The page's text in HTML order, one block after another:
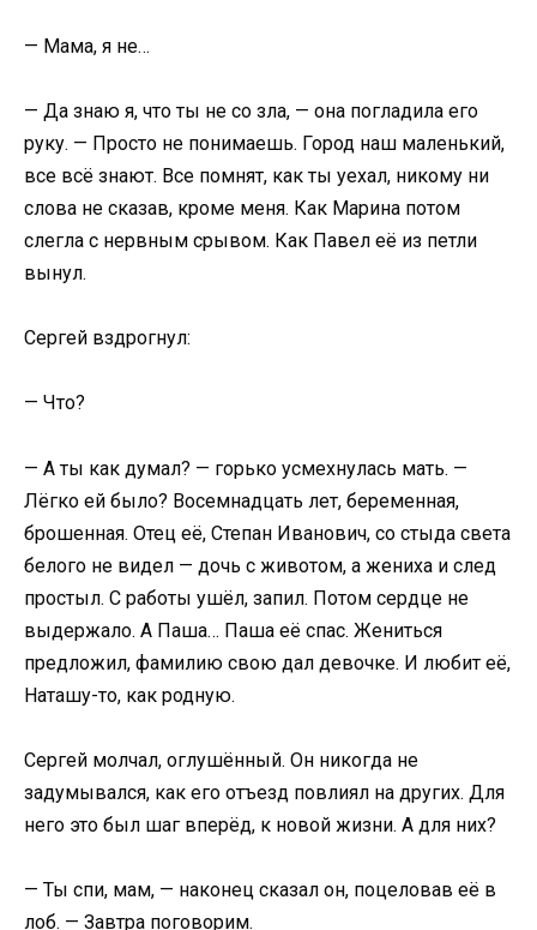
— Мама, я не…
— Да знаю я, что ты не со зла, — она погладила его
руку. — Просто не понимаешь. Город наш маленький,
все всё знают. Все помнят, как ты уехал, никому ни
слова не сказав, кроме меня. Как Марина потом
слегла с нервным срывом. Как Павел её из петли
вынул.
Сергей вздрогнул:
— Что?
— А ты как думал? — горько усмехнулась мать. —
Лёгко ей было? Восемнадцать лет, беременная,
брошенная. Отец её, Степан Иванович, со стыда света
белого не видел — дочь с животом, а жениха и след
простыл. С работы ушёл, запил. Потом сердце не
выдержало. А Паша… Паша её спас. Жениться
предложил, фамилию свою дал девочке. И любит её,
Наташу-то, как родную.
Сергей молчал, оглушённый. Он никогда не
задумывался, как его отъезд повлиял на других. Для
него это был шаг вперёд, к новой жизни. А для них?
— Ты спи, мам, — наконец сказал он, поцеловав её в
лоб. — Завтра поговорим.